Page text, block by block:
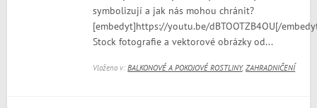
symbolizují a jak nás mohou chránit?
[embedyt]https://youtu.be/dBTOOTZB4OU[/
Stock fotografie a vektorové obrázky od...
Vloženo v:BALKONOVÉ A POKOJOVÉ ROSTLINY,ZAHRADNIČENÍ